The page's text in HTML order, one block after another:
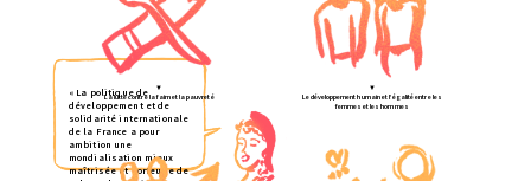
« La politique de
développement et de
solidarité internationale
de la France a pour
ambition une
mondialisation mieux
maîtrisée et porteuse de
▼
La lutte contre la faim et la pauvreté
▼
Le développement humain et l’égalité entre les
femmes et les hommes